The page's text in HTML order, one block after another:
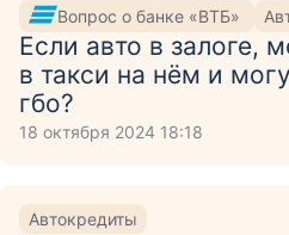
Вопрос о банке «ВТБ»
Если авто в залоге,
в такси на нём и
гбо?
18 октября 2024 18:18
Автокредиты